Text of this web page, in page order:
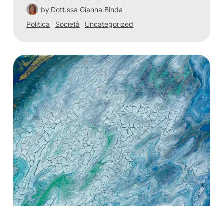
by Dott.ssa Gianna Binda
Politica
Società Uncategorized